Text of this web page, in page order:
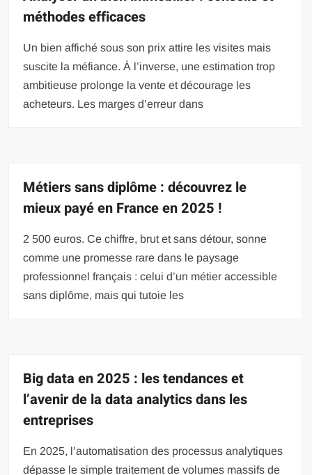
méthodes efficaces
Un bien affiché sous son prix attire les visites mais
suscite la méfiance. À l’inverse, une estimation trop
ambitieuse prolonge la vente et décourage les
acheteurs. Les marges d’erreur dans
Métiers sans diplôme : découvrez le
mieux payé en France en 2025 !
2 500 euros. Ce chiffre, brut et sans détour, sonne
comme une promesse rare dans le paysage
professionnel français : celui d’un métier accessible
sans diplôme, mais qui tutoie les
Big data en 2025 : les tendances et
l’avenir de la data analytics dans les
entreprises
En 2025, l’automatisation des processus analytiques
dépasse le simple traitement de volumes massifs de